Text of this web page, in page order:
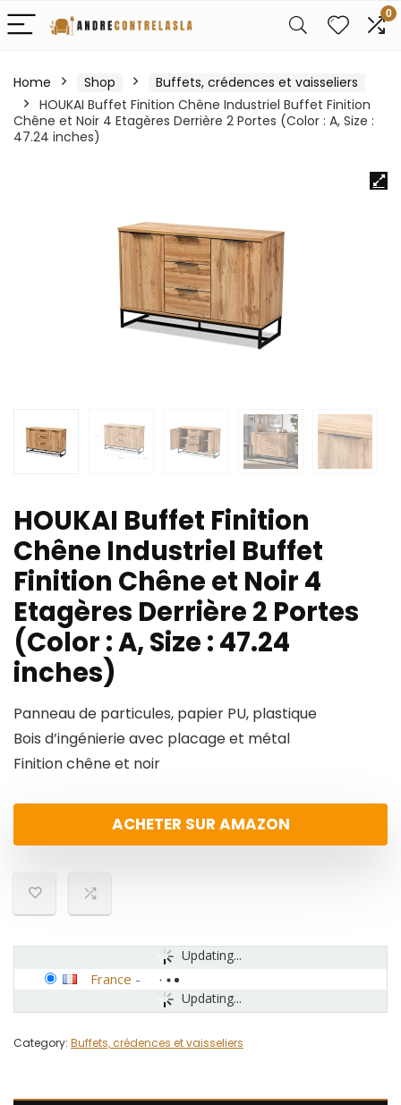
0
Home Shop
Buffets, crédences et vaisseliers
HOUKAI Buffet Finition Chêne Industriel Buffet Finition
Chêne et Noir 4 Etagères Derrière 2 Portes (Color : A, Size :
47.24 inches)
HOUKAI Buffet Finition
Chêne Industriel Buffet
Finition Chêne et Noir 4
Etagères Derrière 2 Portes
(Color : A, Size : 47.24
inches)
Panneau de particules, papier PU, plastique
Bois d’ingénierie avec placage et métal
Finition chêne et noir
ACHETER SUR AMAZON
Updating...
Updating...
France -
Category: Buffets, crédences et vaisseliers